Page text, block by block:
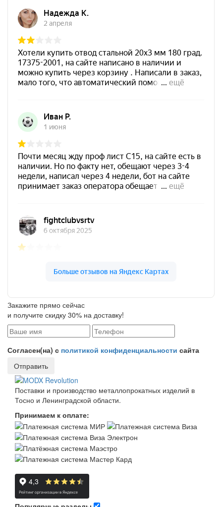
Закажите прямо сейчас
и получите скидку 30% на доставку!
Согласен(на) с политикой конфиденциальности сайта
Отправить
Поставки и производство металлопрокатных изделий в
Тосно и Ленинградской области.
Принимаем к оплате: